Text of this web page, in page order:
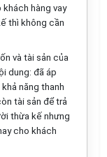
hàng vay
thì không cần
và tài sản của
dung: đã áp
năng thanh
tài sản để trả
thừa kế nhưng
cho khách